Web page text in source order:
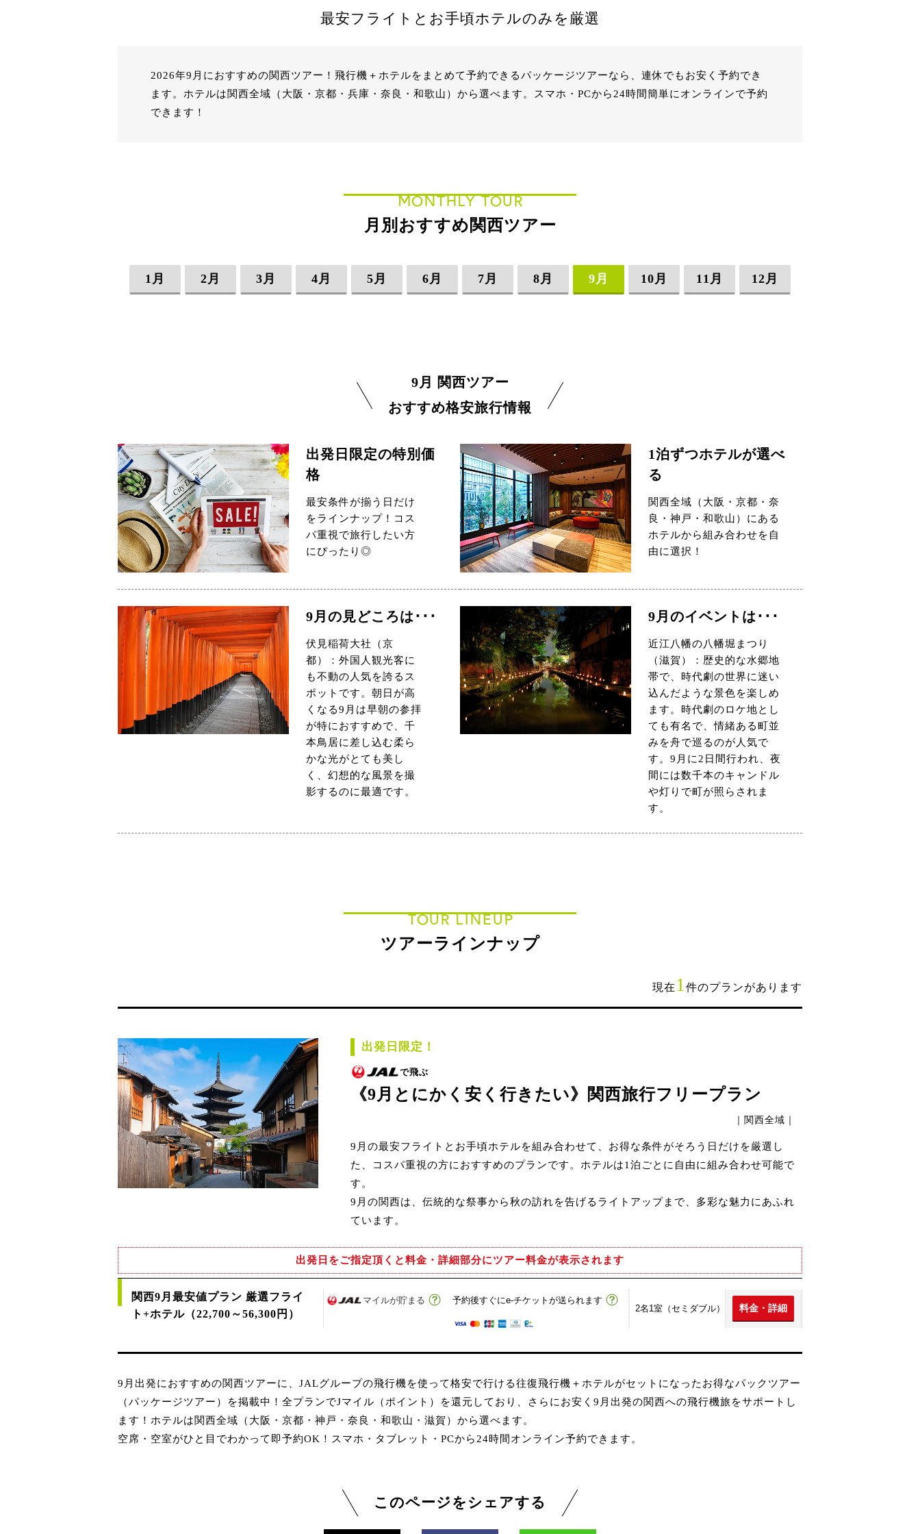
最安フライトとお手頃ホテルのみを厳選
2026年9月におすすめの関西ツアー！飛行機＋ホテルをまとめて予約できるパッケージツアーなら、連休でもお安く予約でき
ます。ホテルは関西全域（大阪・京都・兵庫・奈良・和歌山）から選べます。スマホ・PCから24時間簡単にオンラインで予約
できます！
MONTHLY TOUR
月別おすすめ関西ツアー
1月 2月 3月 4月 5月 6月 7月 8月 9月 10月 11月 12月
9月 関西ツアー
おすすめ格安旅行情報
出発日限定の特別価
格
最安条件が揃う日だけ
をラインナップ！コス
パ重視で旅行したい方
にぴったり◎
1泊ずつホテルが選べ
る
関西全域（大阪・京都・奈
良・神戸・和歌山）にある
ホテルから組み合わせを自
由に選択！
9月の見どころは･･･
伏見稲荷大社（京
都）：外国人観光客に
も不動の人気を誇るス
ポットです。朝日が高
くなる9月は早朝の参拝
が特におすすめで、千
本鳥居に差し込む柔ら
かな光がとても美し
く、幻想的な風景を撮
影するのに最適です。
9月のイベントは･･･
近江八幡の八幡堀まつり
（滋賀）：歴史的な水郷地
帯で、時代劇の世界に迷い
込んだような景色を楽しめ
ます。時代劇のロケ地とし
ても有名で、情緒ある町並
みを舟で巡るのが人気で
す。9月に2日間行われ、夜
間には数千本のキャンドル
や灯りで町が照らされま
す。
TOUR LINEUP
ツアーラインナップ
現在 1 件のプランがあります
出発日限定！
で飛ぶ
《9月とにかく安く行きたい》関西旅行フリープラン
｜関西全域｜
9月の最安フライトとお手頃ホテルを組み合わせて、お得な条件がそろう日だけを厳選し
た、コスパ重視の方におすすめのプランです。ホテルは1泊ごとに自由に組み合わせ可能で
す。
9月の関西は、伝統的な祭事から秋の訪れを告げるライトアップまで、多彩な魅力にあふれ
ています。
出発日をご指定頂くと料金・詳細部分にツアー料金が表示されます
関西9月最安値プラン 厳選フライ
ト+ホテル（22,700～56,300円）
マイルが貯まる
予約後すぐにe-チケットが送られます
2名1室（セミダブル）
料金・詳細
9月出発におすすめの関西ツアーに、JALグループの飛行機を使って格安で行ける往復飛行機＋ホテルがセットになったお得なパックツアー
（パッケージツアー）を掲載中！全プランでJマイル（ポイント）を還元しており、さらにお安く9月出発の関西への飛行機旅をサポートし
ます！ホテルは関西全域（大阪・京都・神戸・奈良・和歌山・滋賀）から選べます。
空席・空室がひと目でわかって即予約OK！スマホ・タブレット・PCから24時間オンライン予約できます。
このページをシェアする